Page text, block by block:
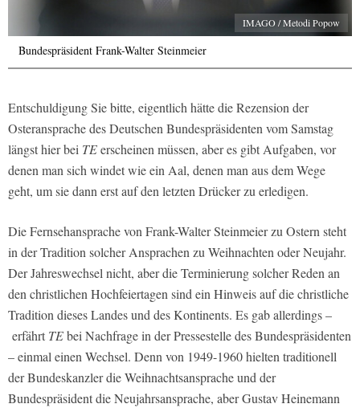
IMAGO / Metodi Popow
Bundespräsident Frank-Walter Steinmeier
Entschuldigung Sie bitte, eigentlich hätte die Rezension der
Osteransprache des Deutschen Bundespräsidenten vom Samstag
längst hier bei TEerscheinen müssen, aber es gibt Aufgaben, vor
denen man sich windet wie ein Aal, denen man aus dem Wege
geht, um sie dann erst auf den letzten Drücker zu erledigen.
Die Fernsehansprache von Frank-Walter Steinmeier zu Ostern steht
in der Tradition solcher Ansprachen zu Weihnachten oder Neujahr.
Der Jahreswechsel nicht, aber die Terminierung solcher Reden an
den christlichen Hochfeiertagen sind ein Hinweis auf die christliche
Tradition dieses Landes und des Kontinents. Es gab allerdings –
erfährt TEbei Nachfrage in der Pressestelle des Bundespräsidenten
– einmal einen Wechsel. Denn von 1949-1960 hielten traditionell
der Bundeskanzler die Weihnachtsansprache und der
Bundespräsident die Neujahrsansprache, aber Gustav Heinemann